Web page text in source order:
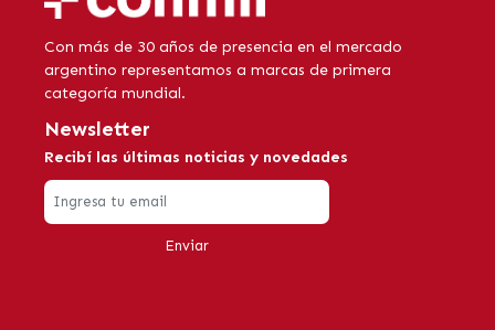
Con más de 30 años de presencia en el mercado
argentino representamos a marcas de primera
categoría mundial.
Newsletter
Recibí las últimas noticias y novedades
Enviar